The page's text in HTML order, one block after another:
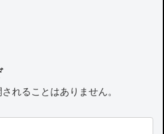
れることはありません。